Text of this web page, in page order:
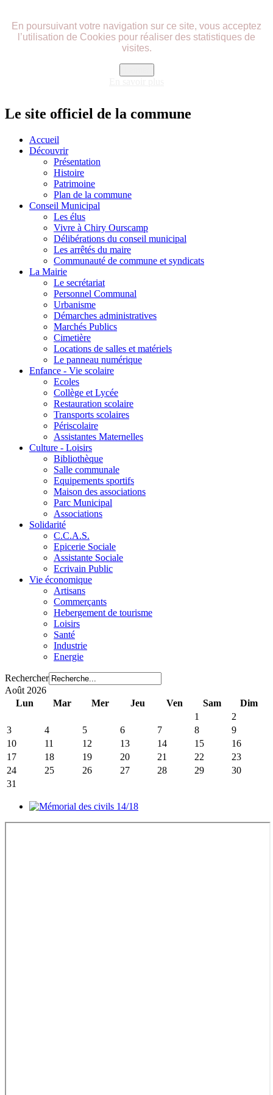
En poursuivant votre navigation sur ce site, vous acceptez
l’utilisation de Cookies pour réaliser des statistiques de
visites.
Le site officiel de la commune
Accueil
Découvrir
Présentation
Histoire
Patrimoine
Plan de la commune
Conseil Municipal
Les élus
Vivre à Chiry Ourscamp
Délibérations du conseil municipal
Les arrêtés du maire
Communauté de commune et syndicats
La Mairie
Le secrétariat
Personnel Communal
Urbanisme
Démarches administratives
Marchés Publics
Cimetière
Locations de salles et matériels
Le panneau numérique
Enfance - Vie scolaire
Ecoles
Collège et Lycée
Restauration scolaire
Transports scolaires
Périscolaire
Assistantes Maternelles
Culture - Loisirs
Bibliothèque
Salle communale
Equipements sportifs
Maison des associations
Parc Municipal
Associations
Solidarité
C.C.A.S.
Epicerie Sociale
Assistante Sociale
Ecrivain Public
Vie économique
Artisans
Commerçants
Hebergement de tourisme
Loisirs
Santé
Industrie
Energie
Rechercher
Août 2026
Lun
Mar Mer Jeu Ven Sam
Dim
1
2
3
4 5 6 7 8
9
10
11 12 13 14 15
16
17
18 19 20 21 22
23
24
25 26 27 28 29
30
31